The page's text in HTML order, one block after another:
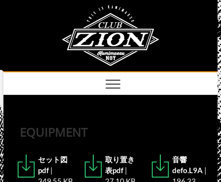
EQUIPMENT
セット図
pdf|
取り置き
表pdf|
音響
defo.L9A |